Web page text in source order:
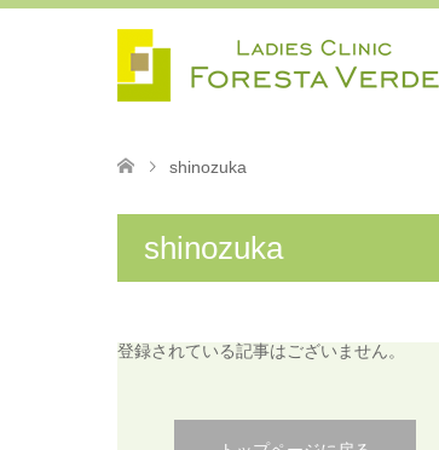
shinozuka
shinozuka
登録されている記事はございません。